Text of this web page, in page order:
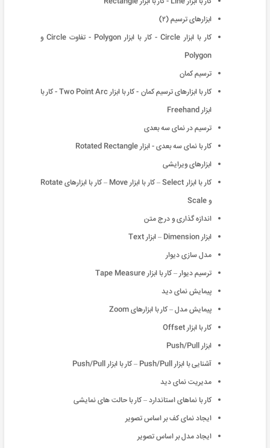
ابزارهای ترسیم (۲)
کار با ابزار Circle - کار با ابزار Polygon - تفاوت Circle و
Polygon
ترسیم کمان
کار با ابزارهای ترسیم کمان - کار با ابزار Two Point Arc - کار با
ابزار Freehand
ترسیم در نمای سه بعدی
کار با نمای سه بعدی - ابزار Rotated Rectangle
ابزارهای ویرایشی
کار با ابزار Select – کار با ابزار Move – کار با ابزارهای Rotate
و Scale
اندازه گذاری و درج متن
ابزار Dimension – ابزار Text
مدل سازی دیوار
ترسیم دیوار – کار با ابزار Tape Measure
پیمایش نمای دید
پیمایش مدل – کار با ابزارهای Zoom
کار با ابزار Offset
ابزار Push/Pull
آشنایی با ابزار Push/Pull – کار با ابزار Push/Pull
مدیریت نمای دید
کار با نماهای استاندارد – کار با حالت های نمایشی
ایجاد نمای کف بر اساس تصویر
ایجاد مدل بر اساس تصویر